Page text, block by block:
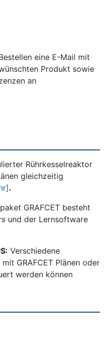
eine E-Mail mit
Produkt sowie
an
Rührkesselreaktor
gleichzeitig
.
GRAFCET besteht
und der Lernsoftware
Verschiedene
GRAFCET Plänen oder
werden können